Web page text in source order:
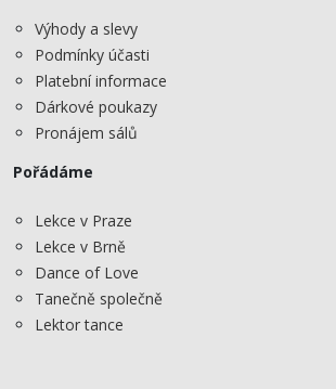
Výhody a slevy
Podmínky účasti
Platební informace
Dárkové poukazy
Pronájem sálů
Pořádáme
Lekce v Praze
Lekce v Brně
Dance of Love
Tanečně společně
Lektor tance